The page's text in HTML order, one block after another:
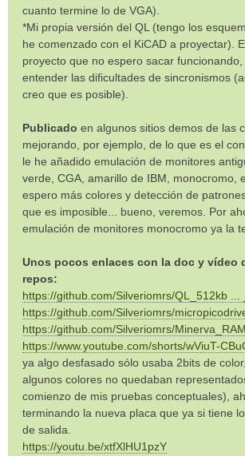
cuanto termine lo de VGA).
*Mi propia versión del QL (tengo los
he comenzado con el KiCAD a proyectar).
proyecto que no espero sacar
entender las dificultades de sincronismos
creo que es posible).
Publicado en algunos sitios demos de las
mejorando, por ejemplo, de lo que es el
le he añadido emulación de monitores
verde, CGA, amarillo de IBM, monocromo,
espero más colores y detección de
que es imposible... bueno, veremos. Por
emulación de monitores monocromo ya la
Unos pocos enlaces con la doc y vídeo
repos:
https://github.com/Silveriomrs/QL_512kb ...
https://github.com/Silveriomrs/
https://github.com/Silveriomrs/
https://www.youtube.com/shorts/wViuT-
ya algo desfasado sólo usaba 2bits de
algunos colores no quedaban
comienzo de mis pruebas conceptuales),
terminando la nueva placa que ya si tiene
de salida.
https://youtu.be/xtfXlHU1pzY